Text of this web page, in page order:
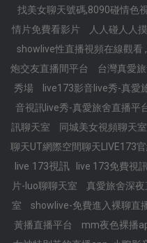
找美女聊天號碼,8090碰情色
情片免費看影片
人人碰人人
showlive性直播視頻在線觀看
炮交友直播間平台
台灣真愛
秀場
live173影音live秀-真愛
音視訊live秀-真愛旅舍直播平
訊聊天室
同城美女視頻聊天室
聊天UT網際空間聊天LIVE173
live 173視訊 live 173免費視
片-luo聊聊天室
真愛旅舍深
室
showlive-免費進入裸聊直
黃播直播平台
mm夜色裸播